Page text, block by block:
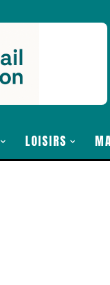
LOISIRS